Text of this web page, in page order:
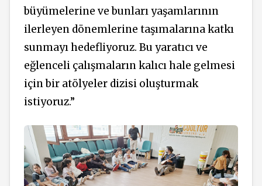
büyümelerine ve bunları yaşamlarının
ilerleyen dönemlerine taşımalarına katkı
sunmayı hedefliyoruz. Bu yaratıcı ve
eğlenceli çalışmaların kalıcı hale gelmesi
için bir atölyeler dizisi oluşturmak
istiyoruz.”